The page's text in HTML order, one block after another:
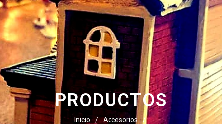
PRODUCTOS
Inicio / Accesorios
/